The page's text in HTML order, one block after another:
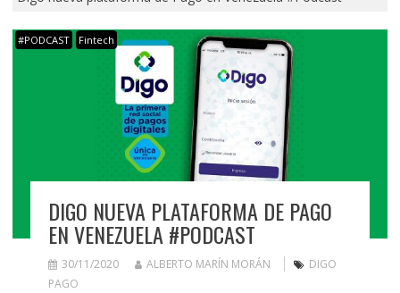
#PODCAST Fintech
DIGO NUEVA PLATAFORMA DE PAGO
EN VENEZUELA #PODCAST
30/11/2020 ALBERTO MARÍN MORÁN
DIGO
PAGO